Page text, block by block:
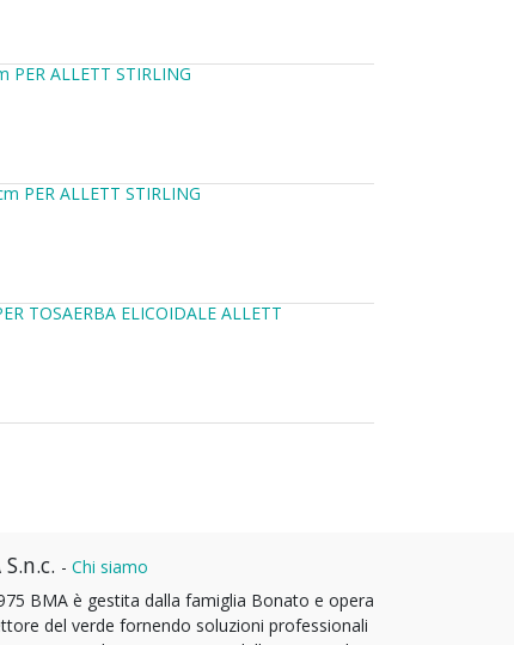
PER ALLETT STIRLING
PER ALLETT STIRLING
TOSAERBA ELICOIDALE ALLETT
- Chi siamo
BMA è gestita dalla famiglia Bonato e opera
del verde fornendo soluzioni professionali